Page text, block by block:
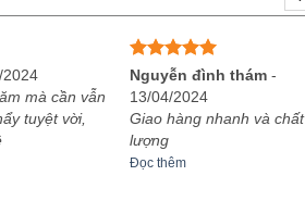
2024
mà cần vẫn
tuyệt vời,
Được xếp
hạng55
sao
Nguyễn đình thám-
13/04/2024
Giao hàng nhanh và chất
lượng
Đọc thêm